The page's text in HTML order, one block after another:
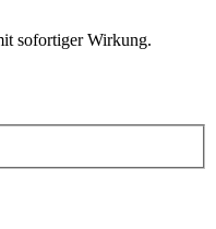
sofortiger Wirkung.